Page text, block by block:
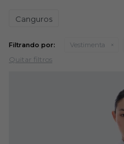
Canguros
Filtrando por: Vestimenta
Quitar filtros